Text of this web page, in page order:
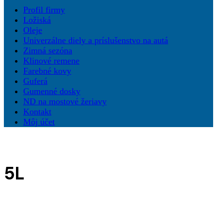
Ložiská PLUS
Profil firmy
Ložiská
Oleje
Univerzálne diely a príslušenstvo na autá
Zimná sezóna
Klinové remene
Farebné kovy
Guferá
Gumenné dosky
ND na mostové žeriavy
Kontakt
Môj účet
5L